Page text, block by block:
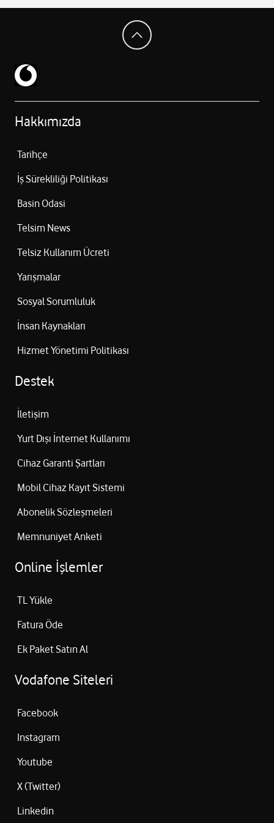
Hakkımızda
Tarihçe
İş Sürekliliği Politikası
Basin Odasi
Telsim News
Telsiz Kullanım Ücreti
Yarışmalar
Sosyal Sorumluluk
İnsan Kaynakları
Hizmet Yönetimi Politikası
Destek
İletişim
Yurt Dışı İnternet Kullanımı
Cihaz Garanti Şartları
Mobil Cihaz Kayıt Sistemi
Abonelik Sözleşmeleri
Memnuniyet Anketi
Online İşlemler
TL Yükle
Fatura Öde
Ek Paket Satın Al
Vodafone Siteleri
Facebook
Instagram
Youtube
X (Twitter)
Linkedin